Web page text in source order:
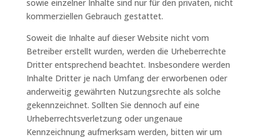
sowie einzelner Inhalte sind nur für den privaten, nicht
kommerziellen Gebrauch gestattet.
Soweit die Inhalte auf dieser Website nicht vom
Betreiber erstellt wurden, werden die Urheberrechte
Dritter entsprechend beachtet. Insbesondere werden
Inhalte Dritter je nach Umfang der erworbenen oder
anderweitig gewährten Nutzungsrechte als solche
gekennzeichnet. Sollten Sie dennoch auf eine
Urheberrechtsverletzung oder ungenaue
Kennzeichnung aufmerksam werden, bitten wir um